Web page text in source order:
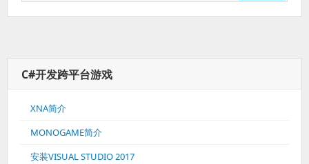
C#开发跨平台游戏
XNA简介
MONOGAME简介
安装VISUAL STUDIO 2017